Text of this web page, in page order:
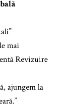
mai
Revizuire
ajungem la